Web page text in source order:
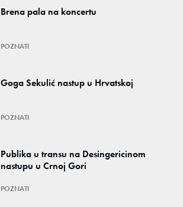
Brena pala na koncertu
POZNATI
Goga Sekulić nastup u Hrvatskoj
POZNATI
Publika u transu na Desingericinom
nastupu u Crnoj Gori
POZNATI